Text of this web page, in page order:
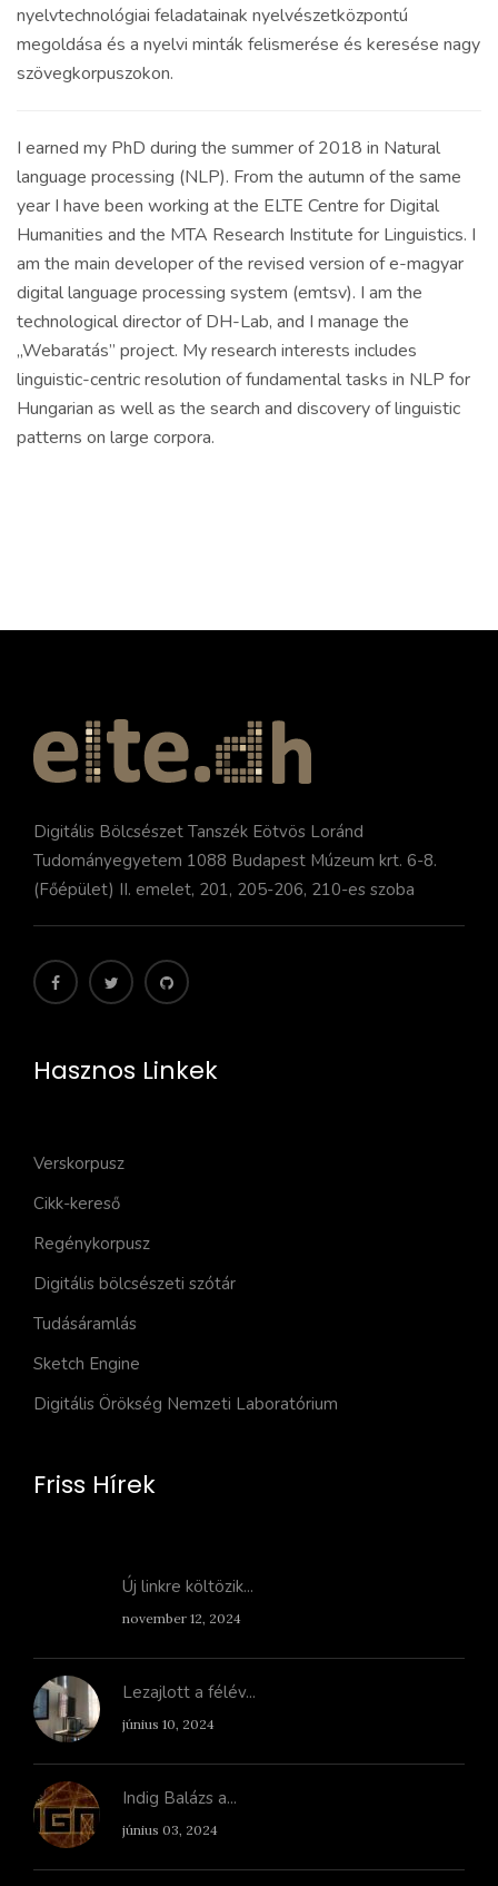
nyelvtechnológiai feladatainak nyelvészetközpontú
megoldása és a nyelvi minták felismerése és keresése nagy
szövegkorpuszokon.
I earned my PhD during the summer of 2018 in Natural
language processing (NLP). From the autumn of the same
year I have been working at the ELTE Centre for Digital
Humanities and the MTA Research Institute for Linguistics. I
am the main developer of the revised version of e-magyar
digital language processing system (emtsv). I am the
technological director of DH-Lab, and I manage the
„Webaratás” project. My research interests includes
linguistic-centric resolution of fundamental tasks in NLP for
Hungarian as well as the search and discovery of linguistic
patterns on large corpora.
Digitális Bölcsészet Tanszék Eötvös Loránd
Tudományegyetem 1088 Budapest Múzeum krt. 6-8.
(Főépület) II. emelet, 201, 205-206, 210-es szoba
Hasznos Linkek
Verskorpusz
Cikk-kereső
Regénykorpusz
Digitális bölcsészeti szótár
Tudásáramlás
Sketch Engine
Digitális Örökség Nemzeti Laboratórium
Friss Hírek
Új linkre költözik...
november 12, 2024
Lezajlott a félév...
június 10, 2024
Indig Balázs a...
június 03, 2024